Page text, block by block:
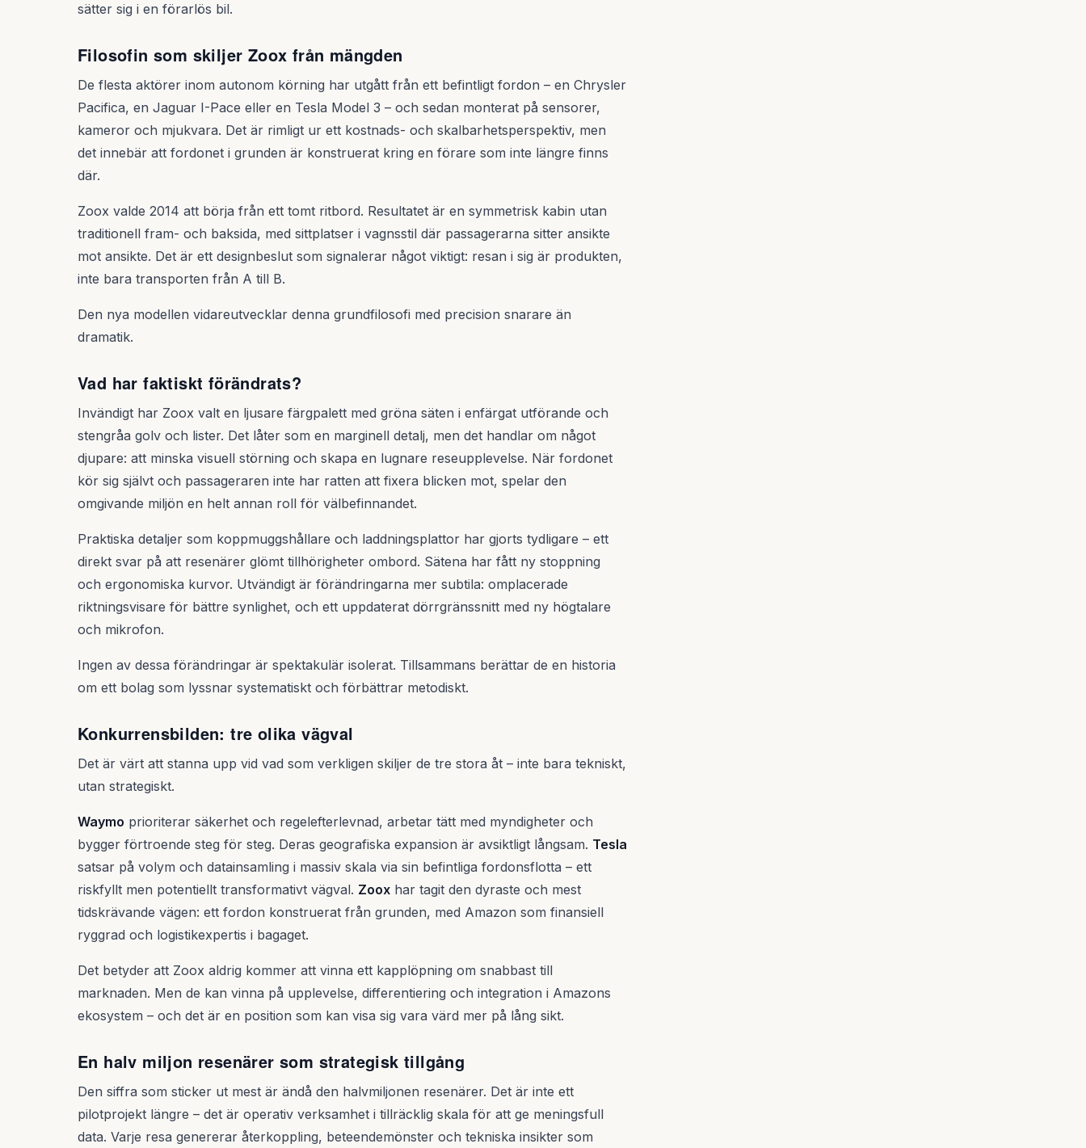
sätter sig i en förarlös bil.
Filosofin som skiljer Zoox från mängden
De flesta aktörer inom autonom körning har utgått från ett befintligt fordon – en Chrysler
Pacifica, en Jaguar I-Pace eller en Tesla Model 3 – och sedan monterat på sensorer,
kameror och mjukvara. Det är rimligt ur ett kostnads- och skalbarhetsperspektiv, men
det innebär att fordonet i grunden är konstruerat kring en förare som inte längre finns
där.
Zoox valde 2014 att börja från ett tomt ritbord. Resultatet är en symmetrisk kabin utan
traditionell fram- och baksida, med sittplatser i vagnsstil där passagerarna sitter ansikte
mot ansikte. Det är ett designbeslut som signalerar något viktigt: resan i sig är produkten,
inte bara transporten från A till B.
Den nya modellen vidareutvecklar denna grundfilosofi med precision snarare än
dramatik.
Vad har faktiskt förändrats?
Invändigt har Zoox valt en ljusare färgpalett med gröna säten i enfärgat utförande och
stengråa golv och lister. Det låter som en marginell detalj, men det handlar om något
djupare: att minska visuell störning och skapa en lugnare reseupplevelse. När fordonet
kör sig självt och passageraren inte har ratten att fixera blicken mot, spelar den
omgivande miljön en helt annan roll för välbefinnandet.
Praktiska detaljer som koppmuggshållare och laddningsplattor har gjorts tydligare – ett
direkt svar på att resenärer glömt tillhörigheter ombord. Sätena har fått ny stoppning
och ergonomiska kurvor. Utvändigt är förändringarna mer subtila: omplacerade
riktningsvisare för bättre synlighet, och ett uppdaterat dörrgränssnitt med ny högtalare
och mikrofon.
Ingen av dessa förändringar är spektakulär isolerat. Tillsammans berättar de en historia
om ett bolag som lyssnar systematiskt och förbättrar metodiskt.
Konkurrensbilden: tre olika vägval
Det är värt att stanna upp vid vad som verkligen skiljer de tre stora åt – inte bara tekniskt,
utan strategiskt.
Waymo prioriterar säkerhet och regelefterlevnad, arbetar tätt med myndigheter och
bygger förtroende steg för steg. Deras geografiska expansion är avsiktligt långsam. Tesla
satsar på volym och datainsamling i massiv skala via sin befintliga fordonsflotta – ett
riskfyllt men potentiellt transformativt vägval. Zoox har tagit den dyraste och mest
tidskrävande vägen: ett fordon konstruerat från grunden, med Amazon som finansiell
ryggrad och logistikexpertis i bagaget.
Det betyder att Zoox aldrig kommer att vinna ett kapplöpning om snabbast till
marknaden. Men de kan vinna på upplevelse, differentiering och integration i Amazons
ekosystem – och det är en position som kan visa sig vara värd mer på lång sikt.
En halv miljon resenärer som strategisk tillgång
Den siffra som sticker ut mest är ändå den halvmiljonen resenärer. Det är inte ett
pilotprojekt längre – det är operativ verksamhet i tillräcklig skala för att ge meningsfull
data. Varje resa genererar återkoppling, beteendemönster och tekniska insikter som